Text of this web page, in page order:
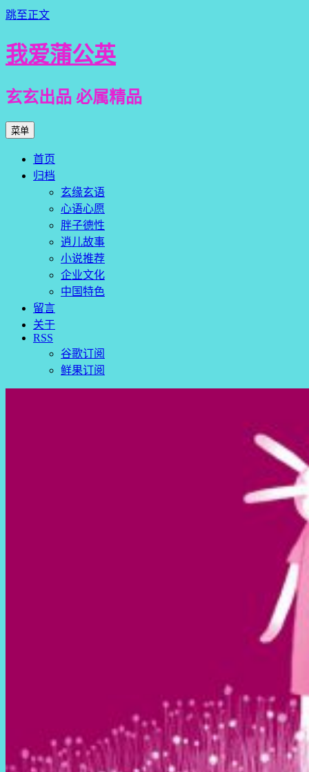
跳至正文
我爱蒲公英
玄玄出品 必属精品
菜单
首页
归档
玄缘玄语
心语心愿
胖子德性
逍儿故事
小说推荐
企业文化
中国特色
留言
关于
RSS
谷歌订阅
鲜果订阅